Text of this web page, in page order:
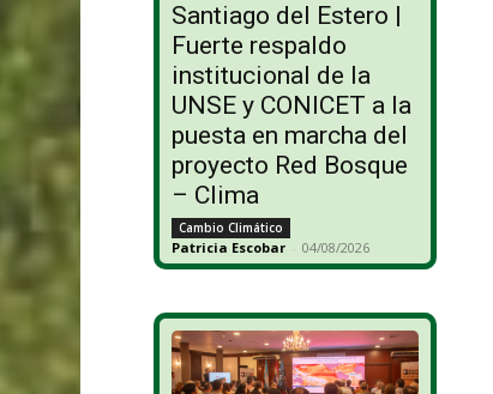
Santiago del Estero |
Fuerte respaldo
institucional de la
UNSE y CONICET a la
puesta en marcha del
proyecto Red Bosque
– Clima
Cambio Climático
Patricia Escobar - 04/08/2026